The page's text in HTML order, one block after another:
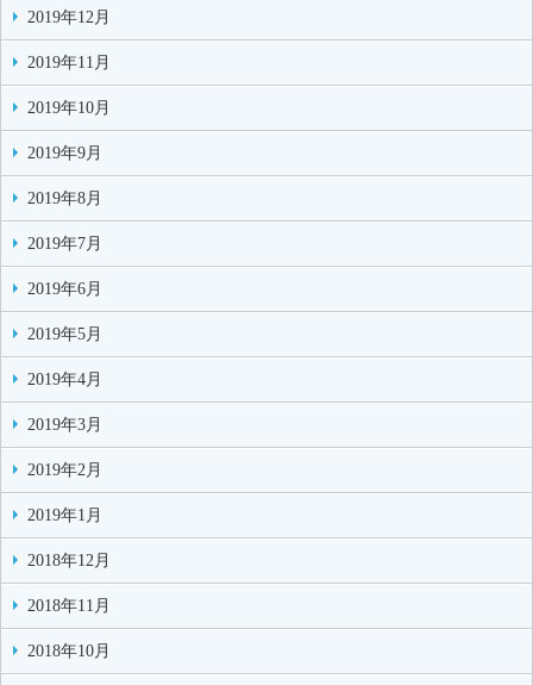
2019年12月
2019年11月
2019年10月
2019年9月
2019年8月
2019年7月
2019年6月
2019年5月
2019年4月
2019年3月
2019年2月
2019年1月
2018年12月
2018年11月
2018年10月